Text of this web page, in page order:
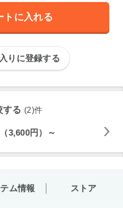
トに入れる
りに登録する
する (2)件
（3,600円）～
ム情報 ストア